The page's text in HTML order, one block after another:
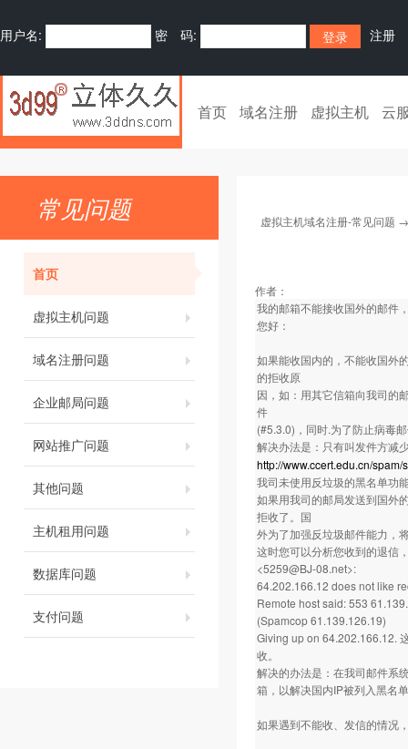
用户名: 密 码: 注册
首页 域名注册 虚拟主机 云
常见问题
首页
虚拟主机问题
域名注册问题
企业邮局问题
网站推广问题
其他问题
主机租用问题
数据库问题
支付问题
虚拟主机域名注册-常见问题
作者：
我的邮箱不能接收国外的邮件
您好：
如果能收国内的，不能收国外
的拒收原
因，如：用其它信箱向我司的
件
(#5.3.0)，同时.为了防止病毒
解决办法是：只有叫发件方减
http://www.ccert.edu.cn/
我司未使用反垃圾的黑名单功
如果用我司的邮局发送到国外
拒收了。国
外为了加强反垃圾邮件能力，
这时您可以分析您收到的退信
<5259@BJ-08.net>:
64.202.166.12 does not like
Remote host said: 553
(Spamcop 61.139.126.19)
Giving up on 64.202.166.12.
收。
解决的办法是：在我司邮件系
箱，以解决国内IP被列入黑名
如果遇到不能收、发信的情况